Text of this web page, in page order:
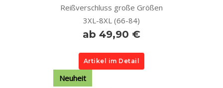
Reißverschluss große Größen
3XL-8XL (66-84)
ab 49,90 €
Artikel im Detail
Neuheit